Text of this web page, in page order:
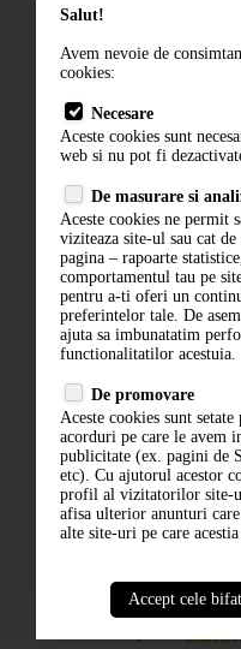
Cum comand
Livrare
Contact
Politica de
ANPC
ABONARE LA
Salut!
Avem nevoie de
cookies:
Necesare
Aceste cookies sunt
web si nu pot fi
De masurare si
Aceste cookies ne permit
viziteaza site-ul sau cat
pagina – rapoarte
comportamentul tau pe
pentru a-ti oferi un
preferintelor tale. De
ajuta sa imbunatatim
functionalitatilor acestuia.
De promovare
Aceste cookies sunt
acorduri pe care le avem
publicitate (ex. pagini de
etc). Cu ajutorul acestor
profil al vizitatorilor site-
afisa ulterior anunturi
alte site-uri pe care acestia
Accept cele